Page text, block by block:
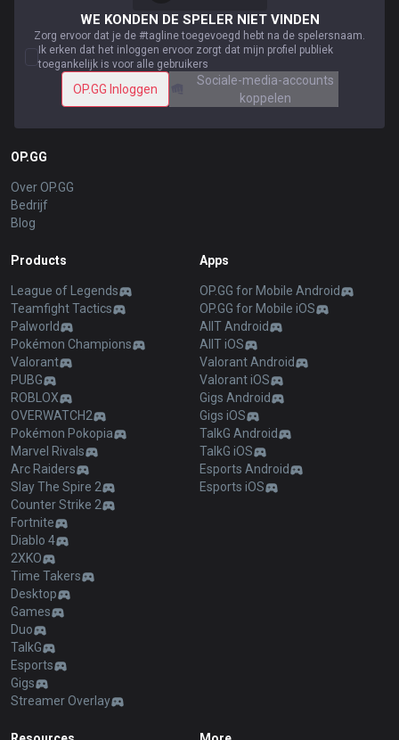
WE KONDEN DE SPELER NIET VINDEN
Zorg ervoor dat je de #tagline toegevoegd hebt na de spelersnaam.
Ik erken dat het inloggen ervoor zorgt dat mijn profiel publiek
toegankelijk is voor alle gebruikers
OP.GG Inloggen
Sociale-media-accounts
koppelen
OP.GG
Over OP.GG
Bedrijf
Blog
Products
League of Legends
Teamfight Tactics
Palworld
Pokémon Champions
Valorant
PUBG
ROBLOX
OVERWATCH2
Pokémon Pokopia
Marvel Rivals
Arc Raiders
Slay The Spire 2
Counter Strike 2
Fortnite
Diablo 4
2XKO
Time Takers
Desktop
Games
Duo
TalkG
Esports
Gigs
Streamer Overlay
Apps
OP.GG for Mobile Android
OP.GG for Mobile iOS
AllT Android
AllT iOS
Valorant Android
Valorant iOS
Gigs Android
Gigs iOS
TalkG Android
TalkG iOS
Esports Android
Esports iOS